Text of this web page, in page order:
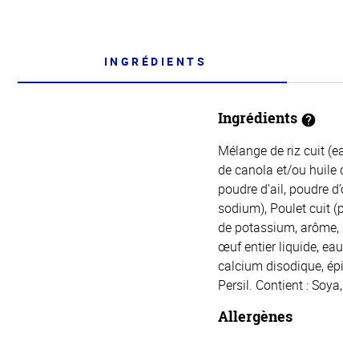
INGRÉDIENTS
Ingrédients
Mélange de riz cuit
de canola et/ou huile
poudre d’ail, poudre
sodium), Poulet cuit
de potassium, arôme,
œuf entier liquide,
calcium disodique,
Persil. Contient :
Allergènes